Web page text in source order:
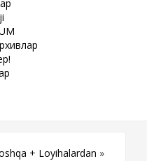
+ Loyihalardan »